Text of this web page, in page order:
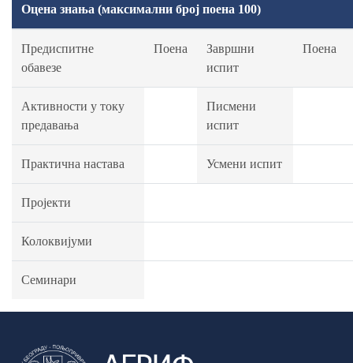
Оцена знања (максимални број поена 100)
Предиспитне
обавезе
Поена
Завршни
испит
Поена
Активности у току
предавања
Писмени
испит
Практична настава Усмени испит
Пројекти
Колоквијуми
Семинари